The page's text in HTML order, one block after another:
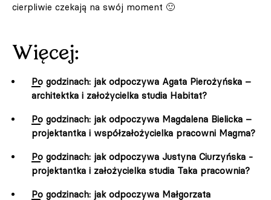
cierpliwie czekają na swój moment 🙂
Więcej:
Po godzinach: jak odpoczywa Agata Pierożyńska –
architektka i założycielka studia Habitat?
Po godzinach: jak odpoczywa Magdalena Bielicka –
projektantka i współzałożycielka pracowni Magma?
Po godzinach: jak odpoczywa Justyna Ciurzyńska -
projektantka i założycielka studia Taka pracownia?
Po godzinach: jak odpoczywa Małgorzata